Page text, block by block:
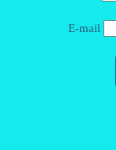
E-mail